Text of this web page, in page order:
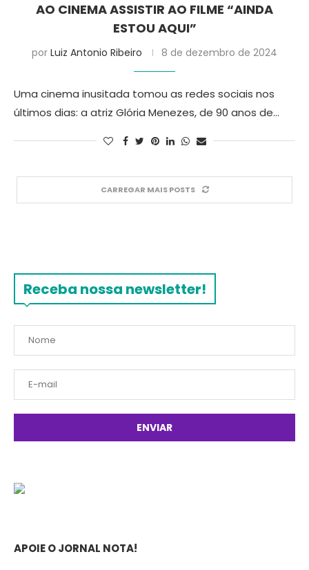
AO CINEMA ASSISTIR AO FILME “AINDA
ESTOU AQUI”
por Luiz Antonio Ribeiro 8 de dezembro de 2024
Uma cinema inusitada tomou as redes sociais nos
últimos dias: a atriz Glória Menezes, de 90 anos de…
CARREGAR MAIS POSTS
Receba nossa newsletter!
APOIE O JORNAL NOTA!